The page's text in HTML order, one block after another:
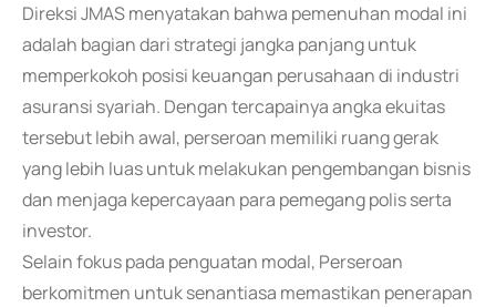
Direksi JMAS menyatakan bahwa pemenuhan modal ini
adalah bagian dari strategi jangka panjang untuk
memperkokoh posisi keuangan perusahaan di industri
asuransi syariah. Dengan tercapainya angka ekuitas
tersebut lebih awal, perseroan memiliki ruang gerak
yang lebih luas untuk melakukan pengembangan bisnis
dan menjaga kepercayaan para pemegang polis serta
investor.
Selain fokus pada penguatan modal, Perseroan
berkomitmen untuk senantiasa memastikan penerapan